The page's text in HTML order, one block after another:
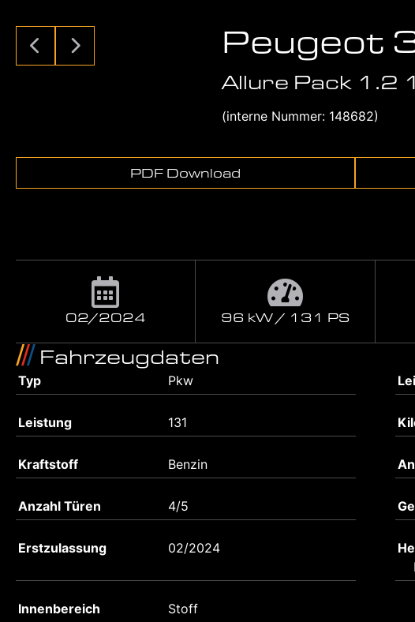
Peugeot
Allure Pack 1.2
(interne Nummer: 148682)
PDF Download
02/2024 96 kW / 131 PS
Fahrzeugdaten
Typ Pkw
Leistung 131
Kraftstoff Benzin
Anzahl Türen 4/5
Erstzulassung 02/2024
Innenbereich Stoff